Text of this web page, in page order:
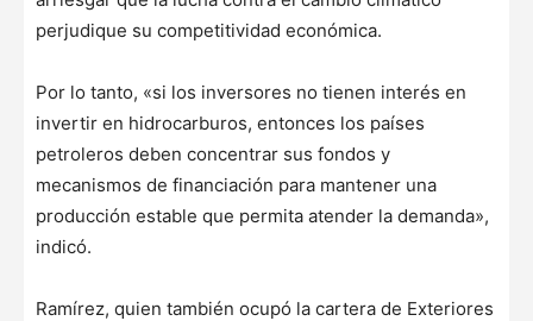
perjudique su competitividad económica.
Por lo tanto, «si los inversores no tienen interés en
invertir en hidrocarburos, entonces los países
petroleros deben concentrar sus fondos y
mecanismos de financiación para mantener una
producción estable que permita atender la demanda»,
indicó.
Ramírez, quien también ocupó la cartera de Exteriores